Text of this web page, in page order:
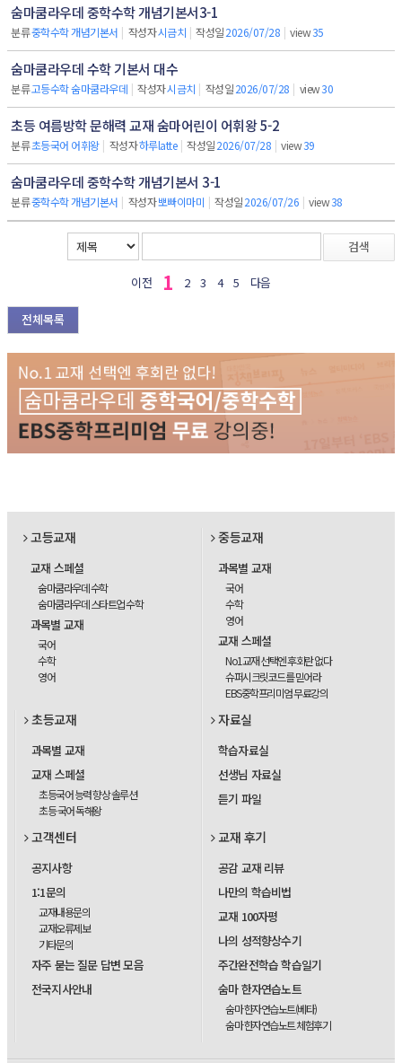
숨마쿰라우데 중학수학 개념기본서3-1
분류중학수학 개념기본서 | 작성자시금치 | 작성일2026/07/28 | view35
숨마쿰라우데 수학 기본서 대수
분류고등수학 숨마쿰라우데 | 작성자시금치 | 작성일2026/07/28 | view30
초등 여름방학 문해력 교재 숨마어린이 어휘왕 5-2
분류초등국어 어휘왕 | 작성자하루latte | 작성일2026/07/28 | view39
숨마쿰라우데 중학수학 개념기본서 3-1
분류중학수학 개념기본서 | 작성자뽀빠이마미 | 작성일2026/07/26 | view38
검색
이전 1 2 3 4 5 다음
전체목록
고등교재
교재 스페셜
숨마쿰라우데 수학
숨마쿰라우데 스타트업 수학
과목별 교재
국어
수학
영어
중등교재
과목별 교재
국어
수학
영어
교재 스페셜
No1교재 선택엔 후회란 없다
슈퍼시크릿코드를 믿어라
EBS중학프리미엄 무료강의
초등교재
과목별 교재
교재 스페셜
초등국어 능력 향상 솔루션
초등 국어 독해왕
자료실
학습자료실
선생님 자료실
듣기 파일
고객센터
공지사항
1:1문의
교재내용문의
교재오류제보
기타문의
자주 묻는 질문 답변 모음
전국지사안내
교재 후기
공감 교재 리뷰
나만의 학습비법
교재 100자평
나의 성적향상수기
주간완전학습 학습일기
숨마 한자연습노트
숨마 한자연습노트(베타)
숨마 한자연습노트 체험후기